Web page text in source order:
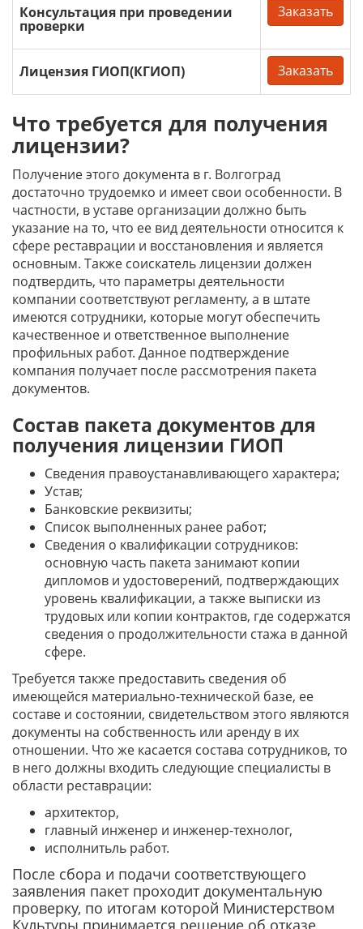
Консультация при проведении
проверки
Заказать
Лицензия ГИОП(КГИОП) Заказать
Что требуется для получения
лицензии?
Получение этого документа в г. Волгоград
достаточно трудоемко и имеет свои особенности. В
частности, в уставе организации должно быть
указание на то, что ее вид деятельности относится к
сфере реставрации и восстановления и является
основным. Также соискатель лицензии должен
подтвердить, что параметры деятельности
компании соответствуют регламенту, а в штате
имеются сотрудники, которые могут обеспечить
качественное и ответственное выполнение
профильных работ. Данное подтверждение
компания получает после рассмотрения пакета
документов.
Состав пакета документов для
получения лицензии ГИОП
Сведения правоустанавливающего характера;
Устав;
Банковские реквизиты;
Список выполненных ранее работ;
Сведения о квалификации сотрудников:
основную часть пакета занимают копии
дипломов и удостоверений, подтверждающих
уровень квалификации, а также выписки из
трудовых или копии контрактов, где содержатся
сведения о продолжительности стажа в данной
сфере.
Требуется также предоставить сведения об
имеющейся материально-технической базе, ее
составе и состоянии, свидетельством этого являются
документы на собственность или аренду в их
отношении. Что же касается состава сотрудников, то
в него должны входить следующие специалисты в
области реставрации:
архитектор,
главный инженер и инженер-технолог,
исполнитьль работ.
После сбора и подачи соответствующего
заявления пакет проходит документальную
проверку, по итогам которой Министерством
Культуры принимается решение об отказе